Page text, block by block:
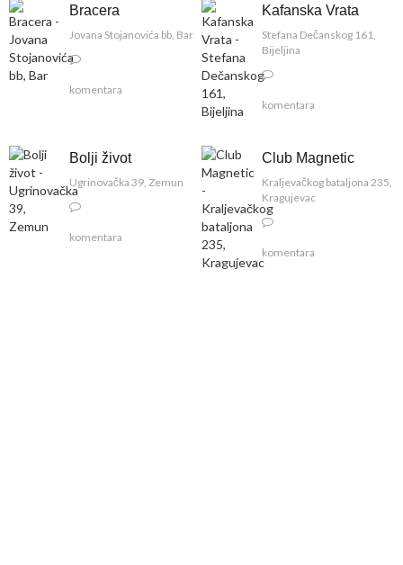
Bracera
Jovana Stojanovića bb, Bar
komentara
Kafanska Vrata
Stefana Dečanskog 161,
Bijeljina
komentara
Bolji život
Ugrinovačka 39, Zemun
komentara
Club Magnetic
Kraljevačkog bataljona 235,
Kragujevac
komentara